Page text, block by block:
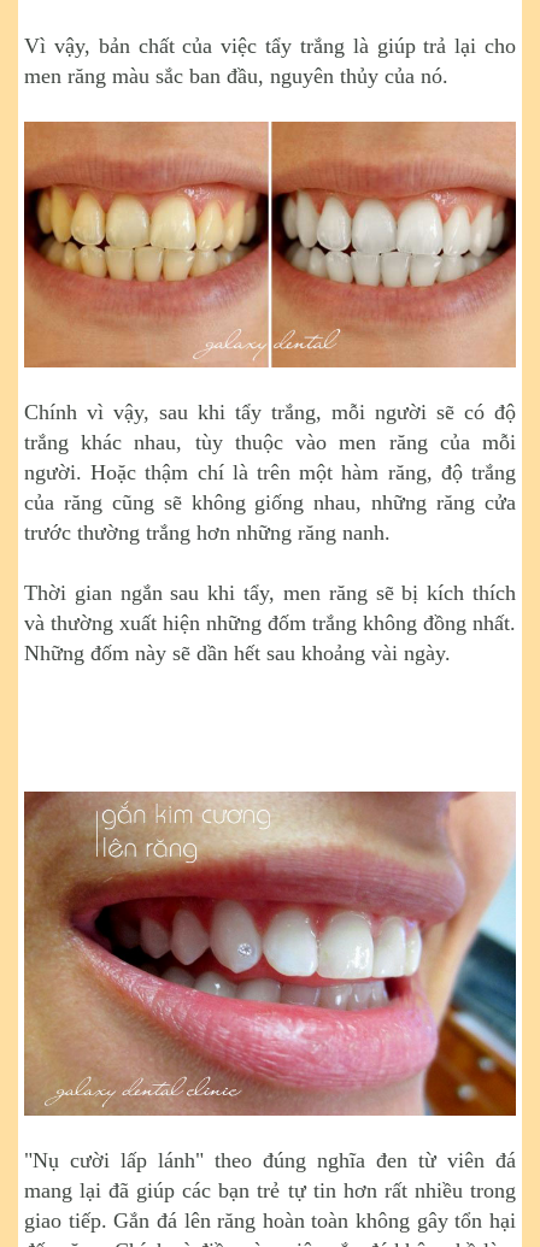
Vì vậy, bản chất của việc tẩy trắng là giúp trả lại cho
men răng màu sắc ban đầu, nguyên thủy của nó.
Chính vì vậy, sau khi tẩy trắng, mỗi người sẽ có độ
trắng khác nhau, tùy thuộc vào men răng của mỗi
người. Hoặc thậm chí là trên một hàm răng, độ trắng
của răng cũng sẽ không giống nhau, những răng cửa
trước thường trắng hơn những răng nanh.
Thời gian ngắn sau khi tẩy, men răng sẽ bị kích thích
và thường xuất hiện những đốm trắng không đồng nhất.
Những đốm này sẽ dần hết sau khoảng vài ngày.
"Nụ cười lấp lánh" theo đúng nghĩa đen từ viên đá
mang lại đã giúp các bạn trẻ tự tin hơn rất nhiều trong
giao tiếp. Gắn đá lên răng hoàn toàn không gây tổn hại